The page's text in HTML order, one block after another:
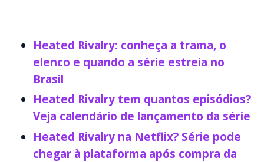
Heated Rivalry: conheça a trama, o
elenco e quando a série estreia no
Brasil
Heated Rivalry tem quantos episódios?
Veja calendário de lançamento da série
Heated Rivalry na Netflix? Série pode
chegar à plataforma após compra da